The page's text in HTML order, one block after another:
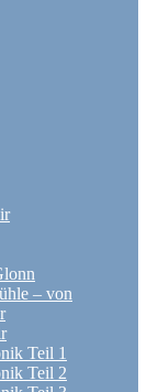
– von
Teil 1
Teil 2